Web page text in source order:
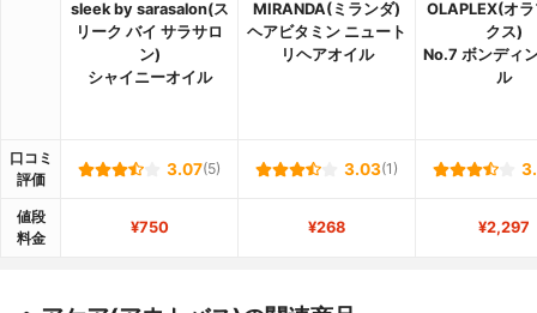
sleek by sarasalon(ス
リーク バイ サラサロ
ン)
シャイニーオイル
MIRANDA(ミランダ)
ヘアビタミン ニュート
リヘアオイル
OLAPLEX(オ
クス)
No.7 ボンディ
ル
口コミ
評価
3.07(5) 3.03(1)
値段
料金
¥750 ¥268 ¥2,297